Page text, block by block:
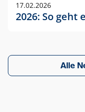
17.02.2026
2026: So geht
Alle